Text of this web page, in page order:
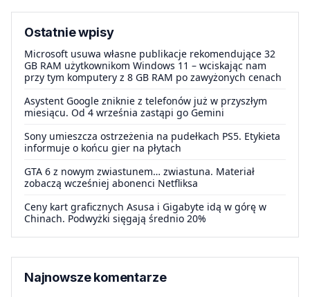
Ostatnie wpisy
Microsoft usuwa własne publikacje rekomendujące 32
GB RAM użytkownikom Windows 11 – wciskając nam
przy tym komputery z 8 GB RAM po zawyżonych cenach
Asystent Google zniknie z telefonów już w przyszłym
miesiącu. Od 4 września zastąpi go Gemini
Sony umieszcza ostrzeżenia na pudełkach PS5. Etykieta
informuje o końcu gier na płytach
GTA 6 z nowym zwiastunem… zwiastuna. Materiał
zobaczą wcześniej abonenci Netfliksa
Ceny kart graficznych Asusa i Gigabyte idą w górę w
Chinach. Podwyżki sięgają średnio 20%
Najnowsze komentarze